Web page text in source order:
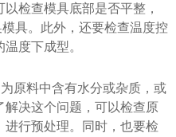
检查模具底部是否平整，
具。此外，还要检查温度控
度下成型。
原料中含有水分或杂质，或
决这个问题，可以检查原
行预处理。同时，也要检